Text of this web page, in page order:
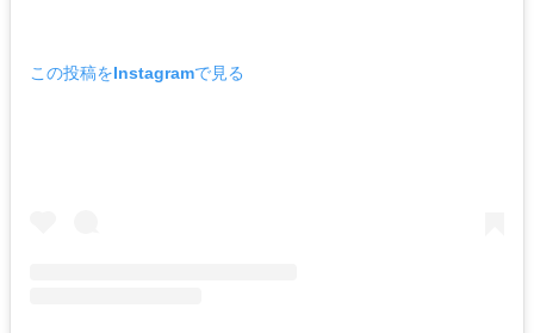
この投稿をInstagramで見る